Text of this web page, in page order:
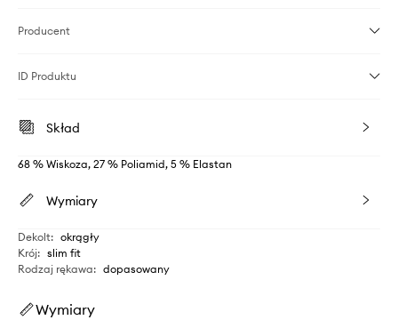
Producent
ID Produktu
Skład
68 % Wiskoza, 27 % Poliamid, 5 % Elastan
Wymiary
Dekolt: okrągły
Krój: slim fit
Rodzaj rękawa: dopasowany
Wymiary